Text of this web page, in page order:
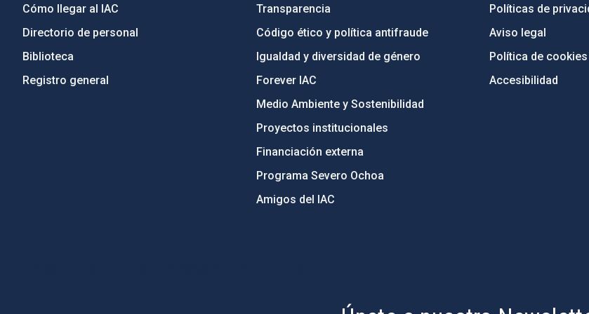
Cómo llegar al IAC
Directorio de personal
Biblioteca
Registro general
Transparencia
Código ético y política antifraude
Igualdad y diversidad de género
Forever IAC
Medio Ambiente y Sostenibilidad
Proyectos institucionales
Financiación externa
Programa Severo Ochoa
Amigos del IAC
Políticas de
Aviso legal
Política de cookies
Accesibilidad